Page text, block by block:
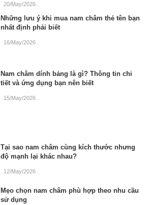
20/May/2026
Những lưu ý khi mua nam châm thẻ tên bạn
nhất định phải biết
16/May/2026
Nam châm dính bảng là gì? Thông tin chi
tiết và ứng dụng bạn nên biết
15/May/2026
Tại sao nam châm cùng kích thước nhưng
độ mạnh lại khác nhau?
12/May/2026
Mẹo chọn nam châm phù hợp theo nhu cầu
sử dụng